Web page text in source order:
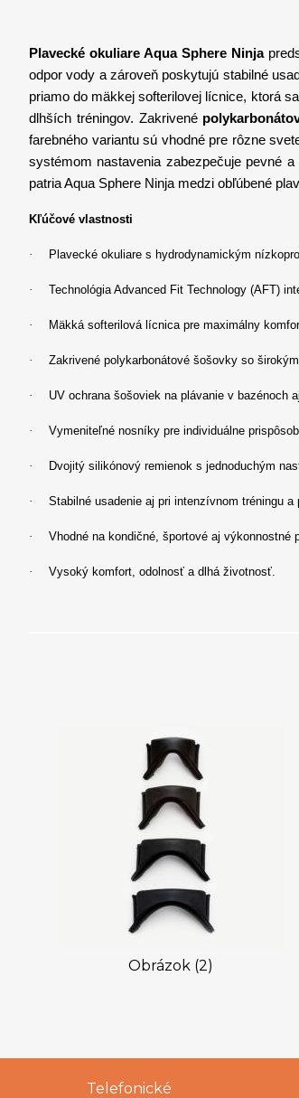
Plavecké okuliare Aqua Sphere Ninja
odpor vody a zároveň poskytujú stabilné
priamo do mäkkej softerilovej lícnice, ktorá
dlhších tréningov. Zakrivené
farebného variantu sú vhodné pre rôzne
systémom nastavenia zabezpečuje pevné
patria Aqua Sphere Ninja medzi obľúbené
Kľúčové vlastnosti
· Plavecké okuliare s hydrodynamickým
· Technológia Advanced Fit Technology (AFT)
· Mäkká softerilová lícnica pre maximálny
· Zakrivené polykarbonátové šošovky so
· UV ochrana šošoviek na plávanie v bazénoch
· Vymeniteľné nosníky pre individuálne
· Dvojitý silikónový remienok s jednoduchým
· Stabilné usadenie aj pri intenzívnom tréningu a
· Vhodné na kondičné, športové aj výkonnostné
· Vysoký komfort, odolnosť a dlhá životnosť.
Obrázok (2)
Telefonické